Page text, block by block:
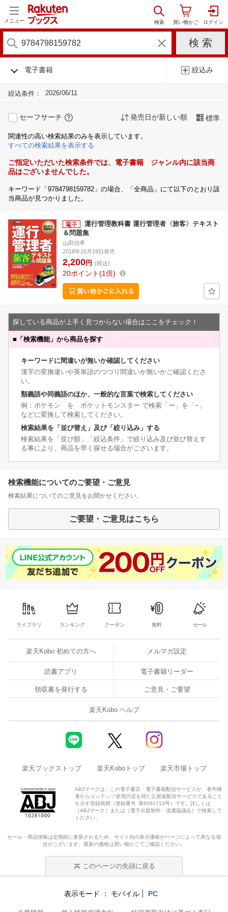
メニュー
電子書籍 絞込み
絞込条件： 2026/06/11
セーフサーチ 発売日が新しい順 標準
関連性の高い検索結果のみを表示しています。
すべての検索結果を表示する
ご指定いただいた検索条件では、電子書籍 ジャンル内に該当商
品はございませんでした。
キーワード「9784798159782」の場合、「全商品」にて以下のとおり該
当商品が見つかりました。
運行管理教科書 運行管理者〈旅客〉テキスト
＆問題集
山田信孝
2018年10月19日発売
2,200円 (税込)
20ポイント 1倍
探している商品が上手く見つからない場合はここをチェック！
■ 「検索機能」から商品を探す
キーワードに間違いが無いか確認してください
漢字の変換違いや英単語のつづり間違いが無いかご確認くださ
い。
類義語や同義語のほか、一般的な言葉で検索してください
例：ポケモン を ポケットモンスター で検索「ー」を「−」
などに変換して検索してください。
検索結果を「並び替え」及び「絞り込み」する
検索結果を「並び順」「絞込条件」で絞り込み及び並び替えす
る事により、商品を早く探せる場合がございます。
検索機能についてのご要望・ご意見
検索結果についてのご意見をお聞かせください。
ご要望・ご意見はこちら
ライブラリ ランキング クーポン 無料 セール
楽天Kobo 初めての方へ メルマガ設定
読書アプリ 電子書籍リーダー
領収書を発行する ご意見・ご要望
楽天Kobo ヘルプ
楽天ブックストップ 楽天Koboトップ 楽天市場トップ
ABJマークは、この電子書店・電子書籍配信サービスが、著作権
者からコンテンツ使用許諾を得た正規版配信サービスであること
を示す登録商標（登録番号 第6091713号）です。詳しくは
［ABJマーク］または［電子出版制作・流通協議会］で検索して
ください。
セール・商品情報は定期的に更新されるため、サイト内の表示価格がページによって異なる場
合がございます。最新の価格は買い物かごでご確認ください。
このページの先頭に戻る
表示モード モバイル PC